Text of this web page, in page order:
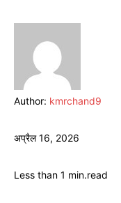
Author: kmrchand9
अप्रैल 16, 2026
Less than 1 min.read